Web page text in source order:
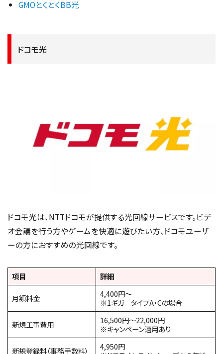
GMOとくとくBB光
ドコモ光
ドコモ光は、NTTドコモが提供する光回線サービスです。ビデ
オ会議を行う方やゲームを快適に遊びたい方、ドコモユーザ
ーの方におすすめの光回線です。
項目 詳細
月額料金
4,400円～
※1ギガ タイプA・Cの場合
新規工事費用
16,500円～22,000円
※キャンペーン適用あり
新規登録料（事務手数料）
4,950円